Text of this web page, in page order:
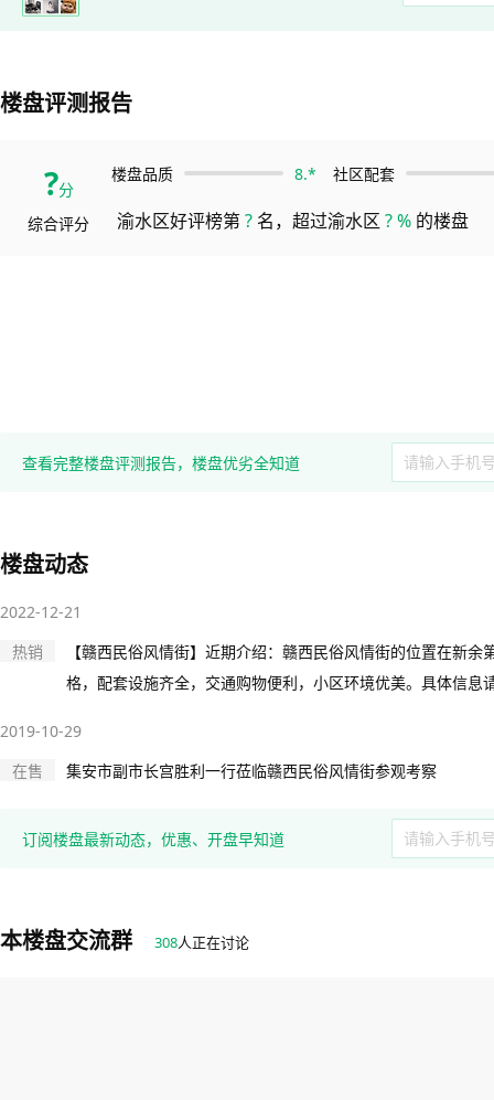
楼盘评测报告
?分
综合评分
楼盘品质 8.* 社区配套
渝水区好评榜第? 名，超过渝水区 ? % 的楼盘
查看完整楼盘评测报告，楼盘优劣全知道
楼盘动态
2022-12-21
热销
【赣西民俗风情街】近期介绍：赣西民俗风情街的位置在新
格，配套设施齐全，交通购物便利，小区环境优美。具体信息
2019-10-29
在售
集安市副市长宫胜利一行莅临赣西民俗风情街参观考察
订阅楼盘最新动态，优惠、开盘早知道
本楼盘交流群 308人正在讨论